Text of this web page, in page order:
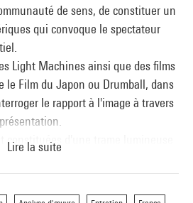
de sens, de constituer un
qui convoque le spectateur
Light Machines ainsi que des films
le Film du Japon ou Drumball, dans
le rapport à l'image à travers
constituées d'une trame lumineuse
de pixels agrandis, par
d'intensité lumineuse. La Light
Lire la suite